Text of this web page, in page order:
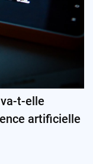
t-elle
artificielle